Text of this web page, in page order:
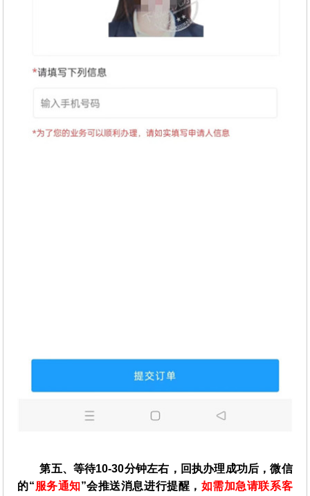
第五、等待10-30分钟左右，回执办理成功后，微信
的“服务通知”会推送消息进行提醒， 如需加急请联系客